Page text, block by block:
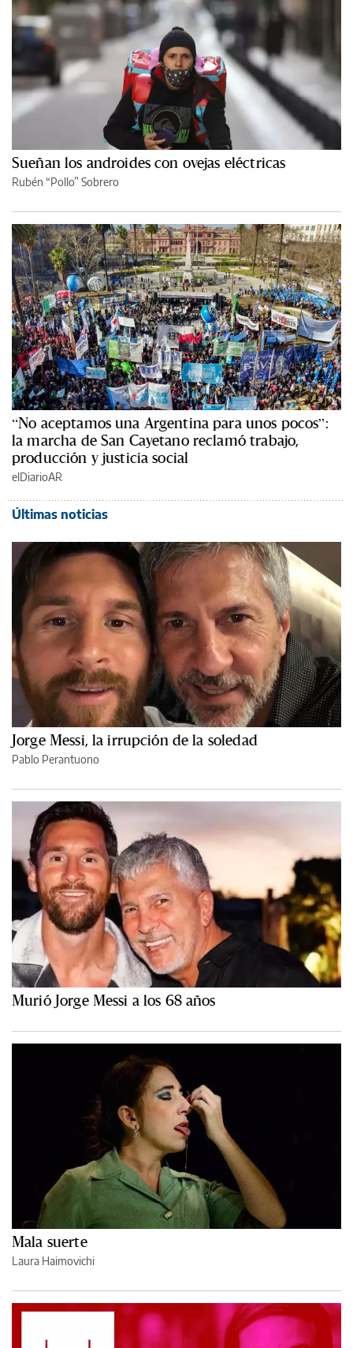
Sueñan los androides con ovejas eléctricas
Rubén “Pollo” Sobrero
“No aceptamos una Argentina para unos pocos”:
la marcha de San Cayetano reclamó trabajo,
producción y justicia social
elDiarioAR
Últimas noticias
Jorge Messi, la irrupción de la soledad
Pablo Perantuono
Murió Jorge Messi a los 68 años
Mala suerte
Laura Haimovichi